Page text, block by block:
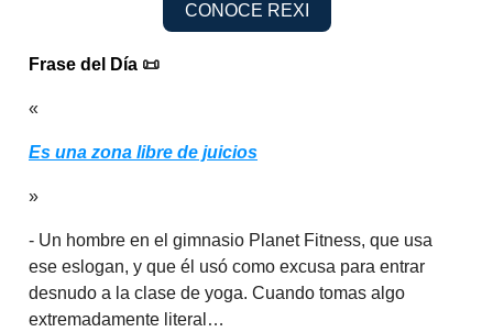
CONOCE REXI
Frase del Día 📜
«
Es una zona libre de juicios
»
- Un hombre en el gimnasio Planet Fitness, que usa
ese eslogan, y que él usó como excusa para entrar
desnudo a la clase de yoga. Cuando tomas algo
extremadamente literal…